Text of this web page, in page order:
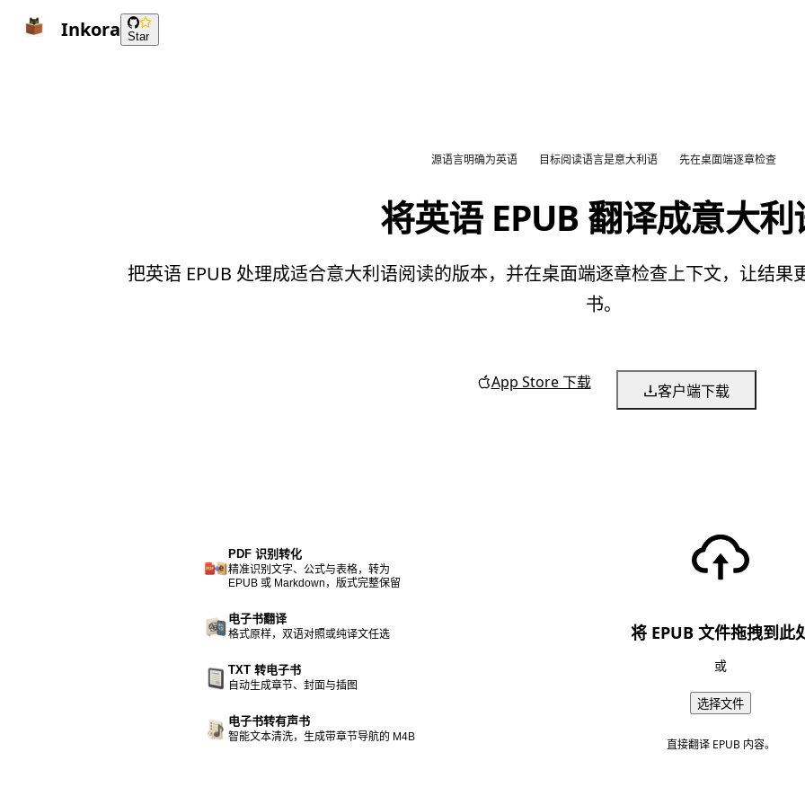
Inkora Star
源语言明确为英语 目标阅读语言是意大利语 先在桌面端逐章检查
将英语 EPUB 翻译成意大利
把英语 EPUB 处理成适合意大利语阅读的版本，并在桌面端逐章检查上下文，让结
书。
App Store 下载 客户端下载
PDF 识别转化
精准识别文字、公式与表格，转为
EPUB 或 Markdown，版式完整保留
电子书翻译
格式原样，双语对照或纯译文任选
TXT 转电子书
自动生成章节、封面与插图
电子书转有声书
智能文本清洗，生成带章节导航的 M4B
将 EPUB 文件拖拽到此
或
选择文件
直接翻译 EPUB 内容。